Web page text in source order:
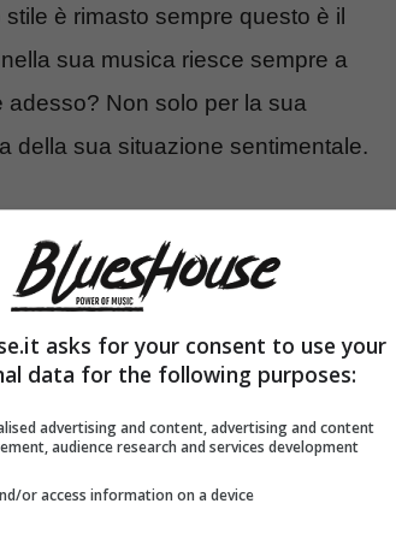
è rimasto sempre questo è il
sua musica riesce sempre a
adesso? Non solo per la sua
della sua situazione sentimentale.
nuovo singolo Altrove
asks for your consent to use your
data for the following purposes:
advertising and content, advertising and content
audience research and services development
or access information on a device